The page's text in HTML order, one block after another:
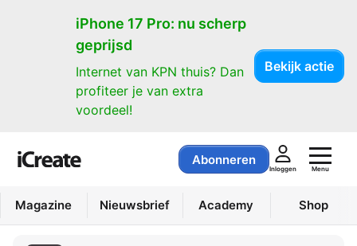
iPhone 17 Pro: nu scherp
geprijsd
Internet van KPN thuis? Dan
profiteer je van extra
voordeel!
Bekijk actie
Abonneren
Inloggen Menu
Magazine Nieuwsbrief Academy Shop